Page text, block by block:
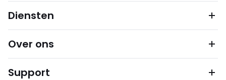
Diensten
Over ons
Support